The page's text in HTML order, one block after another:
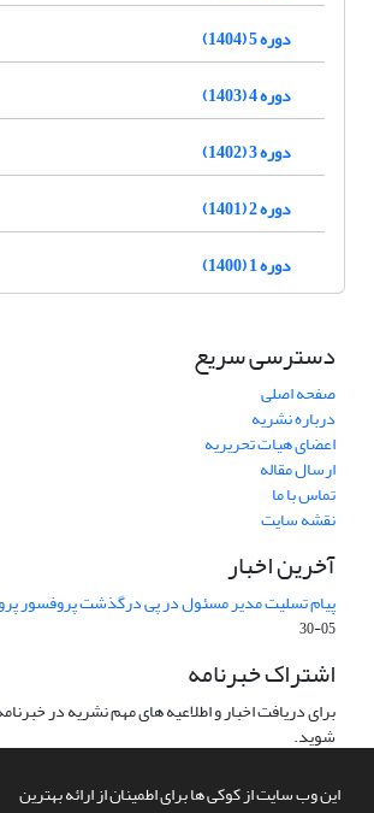
این وب سایت از کوکی ها برای اطمینان از ارائه بهترین
دوره 5 (1404)
دوره 4 (1403)
دوره 3 (1402)
دوره 2 (1401)
دوره 1 (1400)
دسترسی سریع
صفحه اصلی
درباره نشریه
اعضای هیات تحریریه
ارسال مقاله
تماس با ما
نقشه سایت
آخرین اخبار
پیام تسلیت مدیر مسئول در پی درگذشت پروفسور
05-30
اشتراک خبرنامه
برای دریافت اخبار و اطلاعیه های مهم نشریه در
شوید.